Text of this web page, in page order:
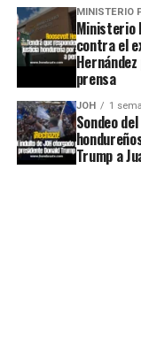
MINISTERIO
Ministerio
contra el
prensa
JOH 1
Sondeo
Trump a